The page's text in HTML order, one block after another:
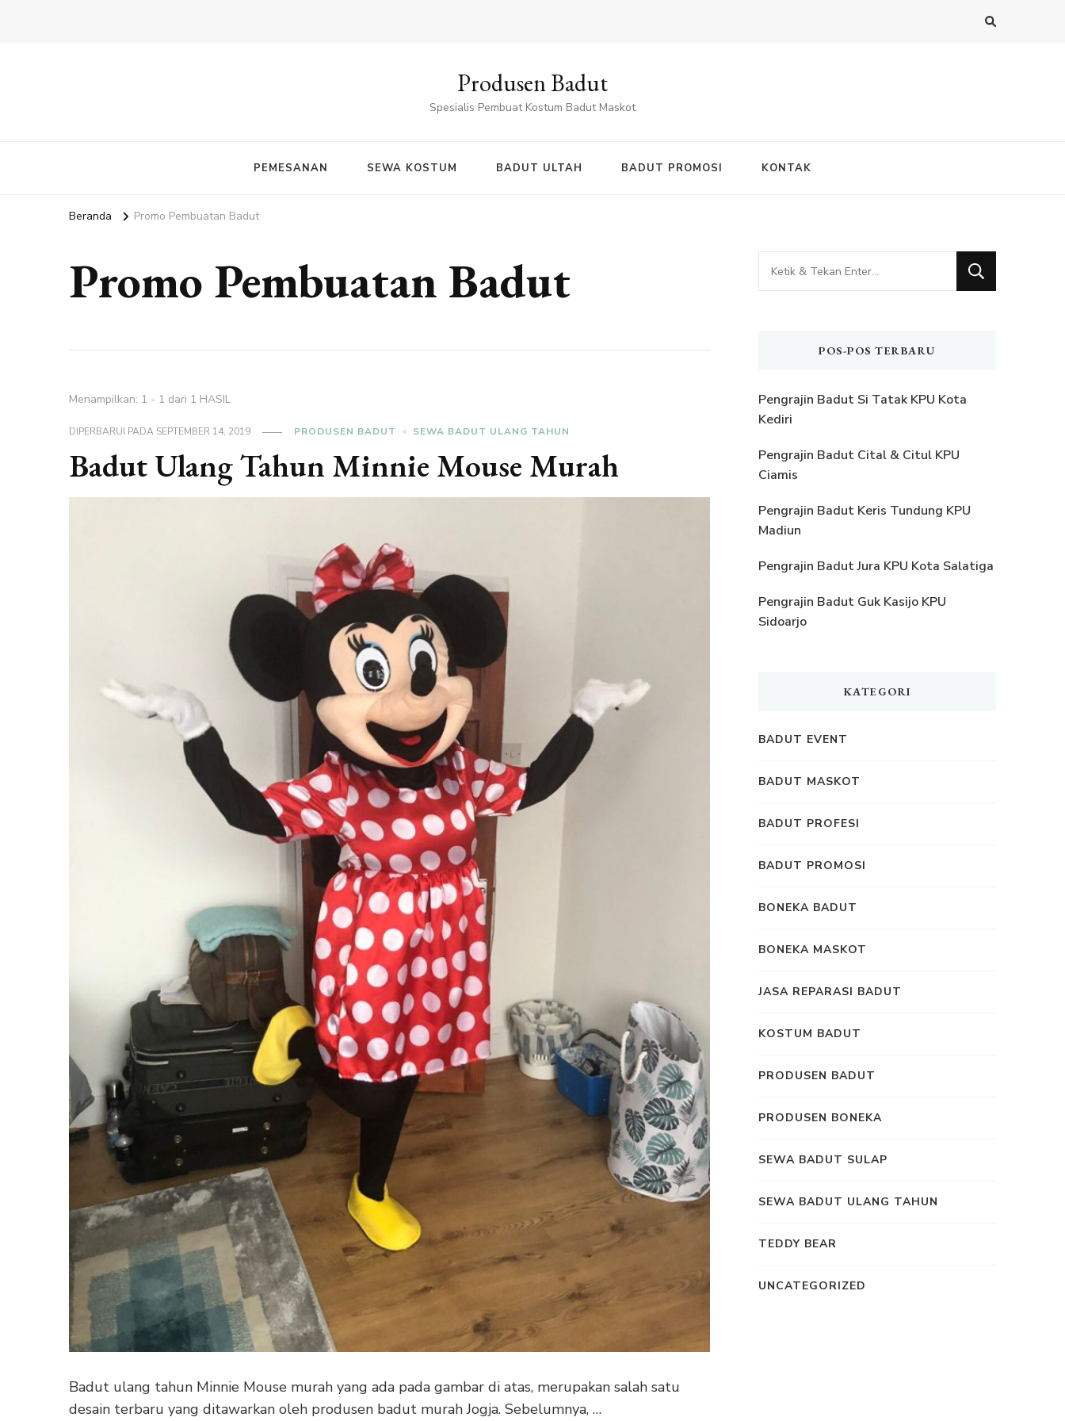
Produsen Badut
Spesialis Pembuat Kostum Badut Maskot
PEMESANAN SEWA KOSTUM BADUT ULTAH BADUT PROMOSI KONTAK
Beranda Promo Pembuatan Badut
Promo Pembuatan Badut
Menampilkan: 1 - 1 dari 1 HASIL
DIPERBARUI PADA SEPTEMBER 14, 2019 PRODUSEN BADUT SEWA BADUT ULANG TAHUN
Badut Ulang Tahun Minnie Mouse Murah
Badut ulang tahun Minnie Mouse murah yang ada pada gambar di atas, merupakan salah satu
desain terbaru yang ditawarkan oleh produsen badut murah Jogja. Sebelumnya, …
Mencari
Sesuatu?
POS-POS TERBARU
Pengrajin Badut Si Tatak KPU Kota
Kediri
Pengrajin Badut Cital & Citul KPU
Ciamis
Pengrajin Badut Keris Tundung KPU
Madiun
Pengrajin Badut Jura KPU Kota Salatiga
Pengrajin Badut Guk Kasijo KPU
Sidoarjo
KATEGORI
BADUT EVENT
BADUT MASKOT
BADUT PROFESI
BADUT PROMOSI
BONEKA BADUT
BONEKA MASKOT
JASA REPARASI BADUT
KOSTUM BADUT
PRODUSEN BADUT
PRODUSEN BONEKA
SEWA BADUT SULAP
SEWA BADUT ULANG TAHUN
TEDDY BEAR
UNCATEGORIZED